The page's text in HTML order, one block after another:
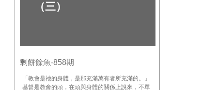
（三）
剩餅餘魚-858期
「教會是祂的身體，是那充滿萬有者所充滿的。」
基督是教會的頭，在頭與身體的關係上說來，不單